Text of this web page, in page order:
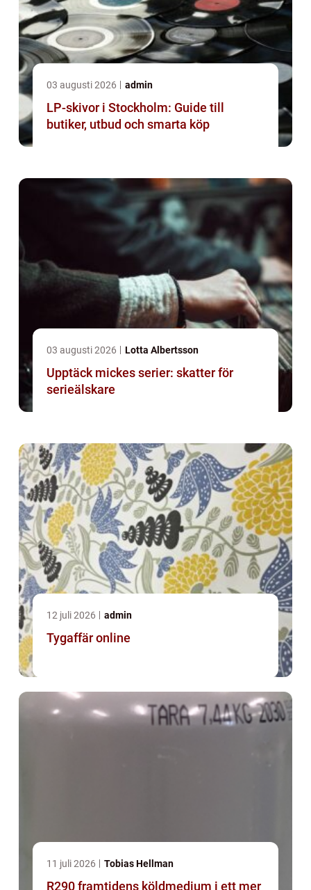
03 augusti 2026 admin
LP-skivor i Stockholm: Guide till
butiker, utbud och smarta köp
03 augusti 2026 Lotta Albertsson
Upptäck mickes serier: skatter för
serieälskare
12 juli 2026 admin
Tygaffär online
11 juli 2026 Tobias Hellman
R290 framtidens köldmedium i ett mer